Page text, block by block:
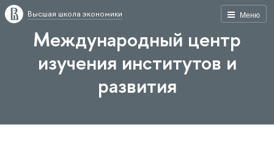
Меню
Высшая школа экономики
Международный центр
изучения институтов и
развития